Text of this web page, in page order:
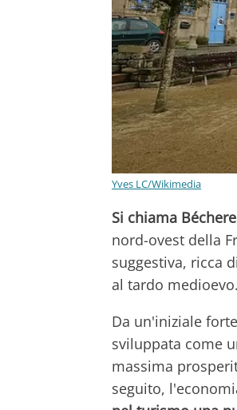
Yves LC/Wikimedia
Si chiama
nord-ovest della
suggestiva, ricca
al tardo medioevo.
Da un'iniziale
sviluppata come
massima
seguito,